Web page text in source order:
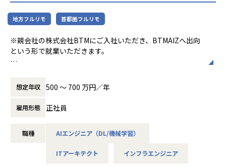
■パブリテック事業
ICT技術を活用し、自治体業務の生産性を向上を促し、付加
■地域通貨事業（chiica）
地域外へのお金の流出を抑え、地域内で循環する仕組みづく
参考情報
https://trustbank.notion.site/TRUSTBANK-Recruit-8ee0
■採用ピッチ資料
asutobanku-cai-yong-pitutizi-liao
技術的な意思決定を牽引できるテックリード層の強化が急務
今後、保険代理店が抱えるペインと向き合うために、よりマ
ルチプロダクト化を進め、課題解決に向けて進めていきたい
また、主力プロダクトの成長加速と並行して、新規事業本部
おり、
ーシップを発揮し、
ニア（テックリード候補）を募集することになりました。
地方フルリモ 首都圏フルリモ
※親会社の株式会社BTMにご入社いただき、BTMAIZへ出向
という形で就業いただきます。
【本ポジションの役割】
AIアプリケーションを支えるクラウド基盤の設計・構築を担
う役割です。
Azure案件が中心ではありますが、再現性・拡張性を意識し
・セキュリティ設計・アクセス制御設計
想定年収 500 〜 700 万円／年
雇用形態 正社員
職種 AIエンジニア（DL/機械学習）
ITアーキテクト インフラエンジニア